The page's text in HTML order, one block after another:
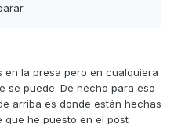
en la presa pero en cualquiera
se puede. De hecho para eso
arriba es donde están hechas
he puesto en el post